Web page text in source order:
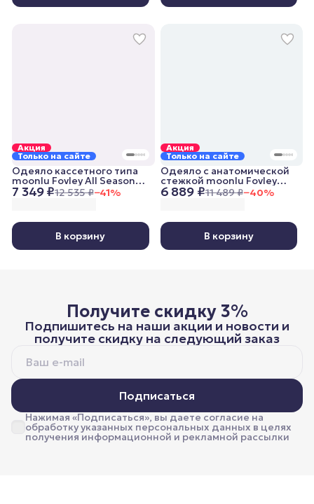
Акция
Только на сайте
7 349 ₽12 535 ₽−41%
Одеяло кассетного типа
moonlu Fovley All Seasons,
200x220 см, всесезонное
В корзину
Акция
Только на сайте
6 889 ₽11 489 ₽−40%
Одеяло с анатомической
стежкой moonlu Fovley
Lightweight, 200x220 см,
облегченное
В корзину
Получите скидку 3%
Подпишитесь на наши акции и новости и
получите скидку на следующий заказ
Подписаться
Нажимая «Подписаться», вы даете согласие на
обработку указанных персональных данных в целях
получения информационной и рекламной рассылки